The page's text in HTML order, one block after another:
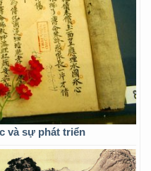
và sự phát triển